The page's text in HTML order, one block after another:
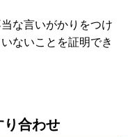
な言いがかりをつけ
ないことを証明でき
合わせ